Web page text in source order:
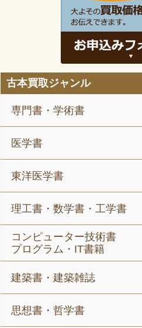
古本買取ジャンル
専門書・学術書
医学書
東洋医学書
理工書・数学書・工学書
コンピューター技術書
プログラム・IT書籍
建築書・建築雑誌
思想書・哲学書